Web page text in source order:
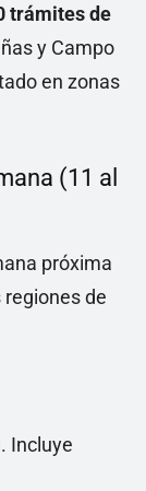
trámites de
y Campo
en zonas
(11 al
próxima
de
Incluye